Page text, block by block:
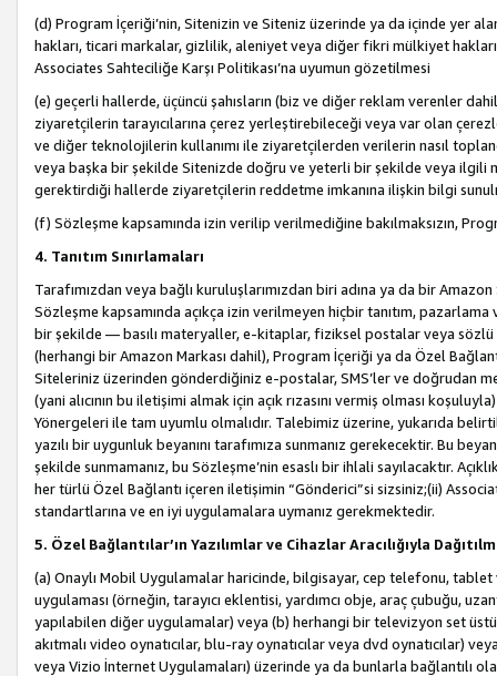
(d) Program İçeriği’nin, Sitenizin ve Siteniz üzerinde ya da içinde yer
hakları, ticari markalar, gizlilik, aleniyet veya diğer fikri mülkiyet
Associates Sahteciliğe Karşı Politikası’na uyumun gözetilmesi
(e) geçerli hallerde, üçüncü şahısların (biz ve diğer reklam verenler
ziyaretçilerin tarayıcılarına çerez yerleştirebileceği veya var olan
ve diğer teknolojilerin kullanımı ile ziyaretçilerden verilerin nasıl
veya başka bir şekilde Sitenizde doğru ve yeterli bir şekilde veya ilgili
gerektirdiği hallerde ziyaretçilerin reddetme imkanına ilişkin bilgi
(f) Sözleşme kapsamında izin verilip verilmediğine bakılmaksızın,
4. Tanıtım Sınırlamaları
Tarafımızdan veya bağlı kuruluşlarımızdan biri adına ya da bir
Sözleşme kapsamında açıkça izin verilmeyen hiçbir tanıtım,
bir şekilde — basılı materyaller, e-kitaplar, fiziksel postalar veya sözlü
(herhangi bir Amazon Markası dahil), Program İçeriği ya da Özel
Siteleriniz üzerinden gönderdiğiniz e-postalar, SMS’ler ve doğrudan
(yani alıcının bu iletişimi almak için açık rızasını vermiş olması
Yönergeleri ile tam uyumlu olmalıdır. Talebimiz üzerine, yukarıda
yazılı bir uygunluk beyanını tarafımıza sunmanız gerekecektir. Bu
şekilde sunmamanız, bu Sözleşme’nin esaslı bir ihlali sayılacaktır.
her türlü Özel Bağlantı içeren iletişimin “Gönderici”si sizsiniz;(ii)
standartlarına ve en iyi uygulamalara uymanız gerekmektedir.
5. Özel Bağlantılar’ın Yazılımlar ve Cihazlar Aracılığıyla
(a) Onaylı Mobil Uygulamalar haricinde, bilgisayar, cep telefonu,
uygulaması (örneğin, tarayıcı eklentisi, yardımcı obje, araç çubuğu,
yapılabilen diğer uygulamalar) veya (b) herhangi bir televizyon set
akıtmalı video oynatıcılar, blu-ray oynatıcılar veya dvd oynatıcılar)
veya Vizio İnternet Uygulamaları) üzerinde ya da bunlarla bağlantılı